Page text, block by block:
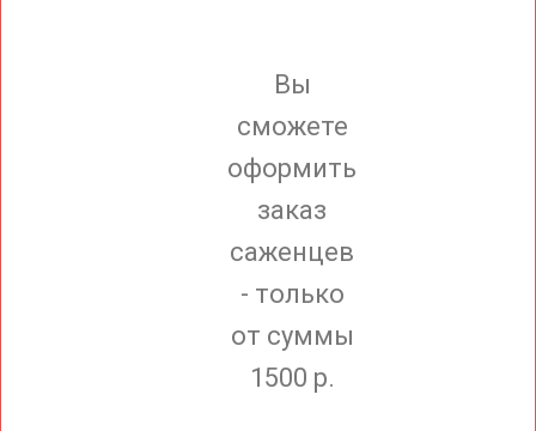
Вы
сможете
оформить
заказ
саженцев
- только
от суммы
1500 р.